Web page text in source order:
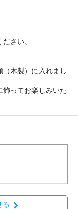
さい。
木製）に入れまし
飾ってお楽しみいた
る